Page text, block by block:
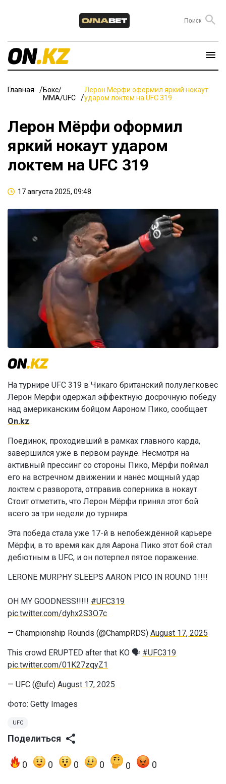
Главная
Бокс/
ММА/UFC
Лерон Мёрфи оформил яркий нокаут
ударом локтем на UFC 319
Лерон Мёрфи оформил
яркий нокаут ударом
локтем на UFC 319
17 августа 2025, 09:48
На турнире UFC 319 в Чикаго британский полулегковес
Лерон Мёрфи одержал эффектную досрочную победу
над американским бойцом Аароном Пико, сообщает
On.kz.
Поединок, проходивший в рамках главного карда,
завершился уже в первом раунде. Несмотря на
активный прессинг со стороны Пико, Мёрфи поймал
его на встречном движении и нанёс мощный удар
локтем с разворота, отправив соперника в нокаут.
Стоит отметить, что Лерон Мёрфи принял этот бой
всего за три недели до турнира.
Эта победа стала уже 17-й в непобеждённой карьере
Мёрфи, в то время как для Аарона Пико этот бой стал
дебютным в UFC, и он потерпел пятое поражение.
LERONE MURPHY SLEEPS AARON PICO IN ROUND 1!!!!
OH MY GOODNESS!!!!! #UFC319
pic.twitter.com/dyhx2S3O7c
— Championship Rounds (@ChampRDS) August 17, 2025
This crowd ERUPTED after that KO 🗣️ #UFC319
pic.twitter.com/01K27zqyZ1
— UFC (@ufc) August 17, 2025
Фото: Getty Images
UFC
Поделиться
0 0 0 0 0 0